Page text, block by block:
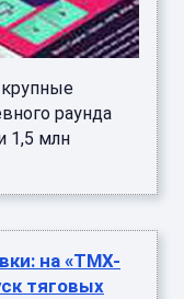
раунда
1,5 млн
на «ТМХ-
тяговых